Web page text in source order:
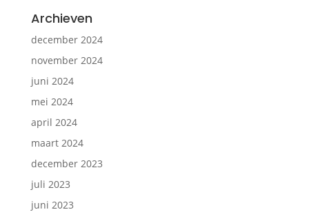
Archieven
december 2024
november 2024
juni 2024
mei 2024
april 2024
maart 2024
december 2023
juli 2023
juni 2023